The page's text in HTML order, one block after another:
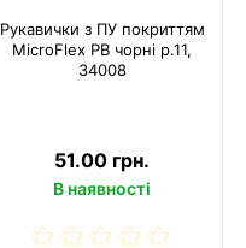
Рукавички з ПУ покриттям
MicroFlex PB чорні р.11,
34008
51.00 грн.
В наявності